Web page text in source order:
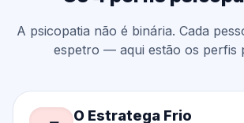
A psicopatia não é binária. Cada
espetro — aqui estão os perfis
O Estratega Frio